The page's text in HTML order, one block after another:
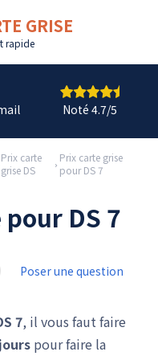
GRISE
rapide
Noté 4.7/5
Prix carte
grise DS
Prix carte grise
pour DS 7
DS 7
Poser une question
7, il vous faut faire
pour faire la